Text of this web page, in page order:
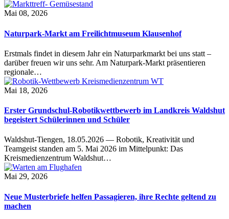
Mai 08, 2026
Naturpark-Markt am Freilichtmuseum Klausenhof
Erstmals findet in diesem Jahr ein Naturparkmarkt bei uns statt –
darüber freuen wir uns sehr. Am Naturpark-Markt präsentieren
regionale…
Mai 18, 2026
Erster Grundschul-Robotikwettbewerb im Landkreis Waldshut
begeistert Schülerinnen und Schüler
Waldshut-Tiengen, 18.05.2026 — Robotik, Kreativität und
Teamgeist standen am 5. Mai 2026 im Mittelpunkt: Das
Kreismedienzentrum Waldshut…
Mai 29, 2026
Neue Musterbriefe helfen Passagieren, ihre Rechte geltend zu
machen